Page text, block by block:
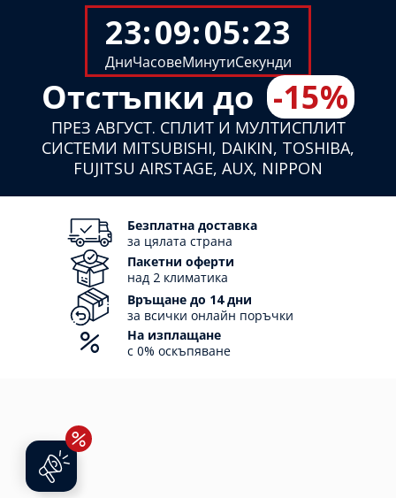
23:09:05:21
ДниЧасовеМинутиСекунди
Отстъпки до -15%
ПРЕЗ АВГУСТ. СПЛИТ И МУЛТИСПЛИТ
СИСТЕМИ MITSUBISHI, DAIKIN, TOSHIBA,
FUJITSU AIRSTAGE, AUX, NIPPON
Безплатна доставка
за цялата страна
Пакетни оферти
над 2 климатика
Връщане до 14 дни
за всички онлайн поръчки
На изплащане
с 0% оскъпяване